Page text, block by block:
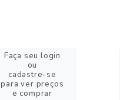
Faça seu login
ou
cadastre-se
para ver preços
e comprar